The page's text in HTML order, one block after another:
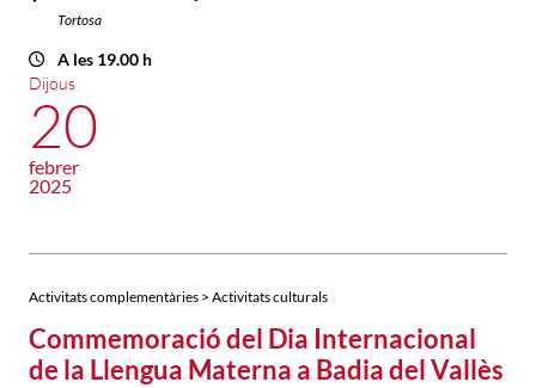
Tortosa
A les 19.00 h
Dijous
20
febrer
2025
Activitats complementàries > Activitats culturals
Commemoració del Dia Internacional
de la Llengua Materna a Badia del Vallès